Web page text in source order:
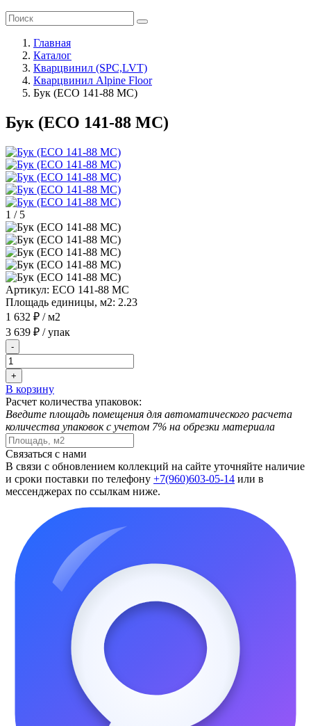
Главная
Каталог
Кварцвинил (SPC,LVT)
Кварцвинил Alpine Floor
Бук (ECO 141-88 MC)
Бук (ECO 141-88 MC)
1 / 5
Артикул: ECO 141-88 MC
Площадь единицы, м2: 2.23
1 632 ₽ / м2
3 639 ₽ / упак
-
+
В корзину
Расчет количества упаковок:
Введите площадь помещения для автоматического расчета
количества упаковок с учетом 7% на обрезки материала
Связаться с нами
В связи с обновлением коллекций на сайте уточняйте наличие
и сроки поставки по телефону +7(960)603-05-14 или в
мессенджерах по ссылкам ниже.